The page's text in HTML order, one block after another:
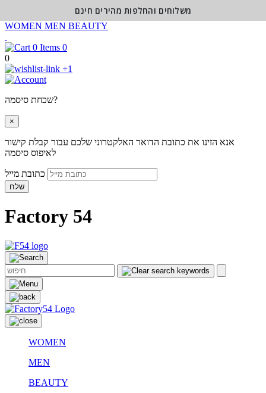
WOMEN MEN BEAUTY
0
0
+1
שכחת סיסמה?
×
אנא הזינו את כתובת הדואר האלקטרוני שלכם עבור קבלת קישור
לאיפוס סיסמה
שלח
Factory 54
WOMEN
MEN
BEAUTY
משלוחים והחלפות מהירים חינם